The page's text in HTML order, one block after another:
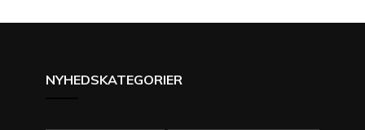
NYHEDSKATEGORIER